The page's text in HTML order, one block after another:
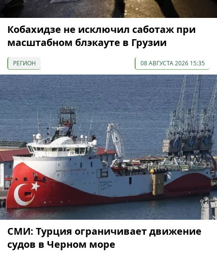
Кобахидзе не исключил саботаж при
масштабном блэкауте в Грузии
РЕГИОН 08 АВГУСТА 2026 15:35
СМИ: Турция ограничивает движение
судов в Черном море